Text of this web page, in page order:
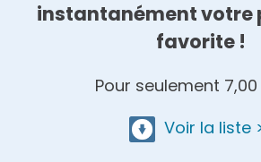
instantanément votre
favorite !
Pour seulement
Voir la liste